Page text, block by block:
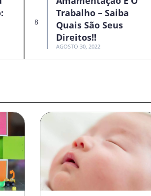
Trabalho – Saiba
Quais São Seus
Direitos!!
AGOSTO 30, 2022